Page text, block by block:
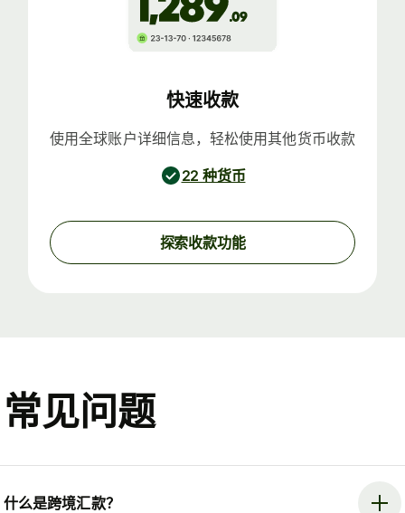
快速收款
使用全球账户详细信息，轻松使用其他货币收款
22 种货币
探索收款功能
常见问题
什么是跨境汇款？